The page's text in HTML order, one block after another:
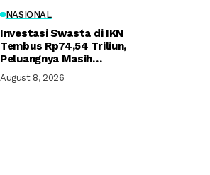
NASIONAL
Investasi Swasta di IKN
Tembus Rp74,54 Triliun,
Peluangnya Masih
August 8, 2026